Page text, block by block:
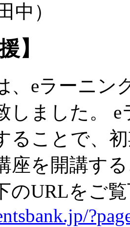
中）
】
、eラーニン
しました。
ることで、
座を開講す
のURLをご